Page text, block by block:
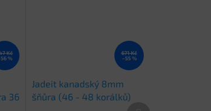
Kč
%
36
671 Kč
–55 %
Jadeit kanadský 8mm
šňůra (46 - 48 korálků)